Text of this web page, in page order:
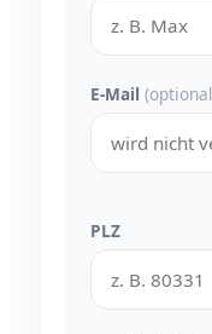
E-Mail
PLZ